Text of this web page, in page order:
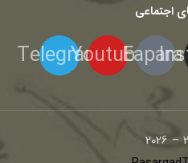
اجتماعی
Youtube
Telegram